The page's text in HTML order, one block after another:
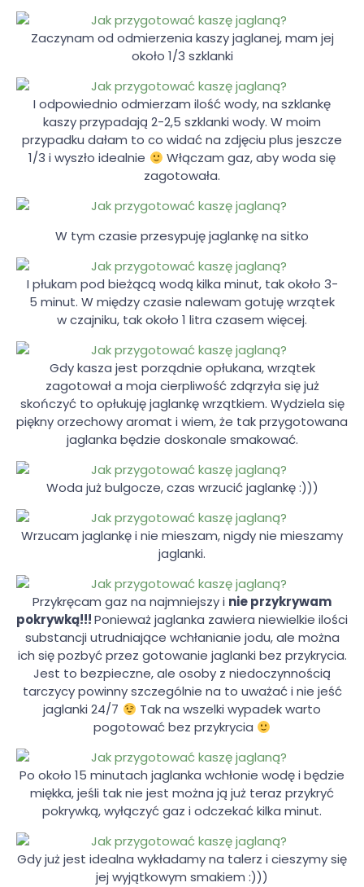
Zaczynam od odmierzenia kaszy jaglanej, mam jej
około 1/3 szklanki
I odpowiednio odmierzam ilość wody, na szklankę
kaszy przypadają 2-2,5 szklanki wody. W moim
przypadku dałam to co widać na zdjęciu plus jeszcze
1/3 i wyszło idealnie
Włączam gaz, aby woda się
zagotowała.
W tym czasie przesypuję jaglankę na sitko
I płukam pod bieżącą wodą kilka minut, tak około 3-
5 minut. W między czasie nalewam gotuję wrzątek
w czajniku, tak około 1 litra czasem więcej.
Gdy kasza jest porządnie opłukana, wrzątek
zagotował a moja cierpliwość zdąrzyła się już
skończyć to opłukuję jaglankę wrzątkiem. Wydziela się
piękny orzechowy aromat i wiem, że tak przygotowana
jaglanka będzie doskonale smakować.
Woda już bulgocze, czas wrzucić jaglankę :)))
Wrzucam jaglankę i nie mieszam, nigdy nie mieszamy
jaglanki.
Przykręcam gaz na najmniejszy i nie przykrywam
pokrywką!!!Ponieważ jaglanka zawiera niewielkie ilości
substancji utrudniające wchłanianie jodu, ale można
ich się pozbyć przez gotowanie jaglanki bez przykrycia.
Jest to bezpieczne, ale osoby z niedoczynnością
tarczycy powinny szczególnie na to uważać i nie jeść
jaglanki 24/7
Tak na wszelki wypadek warto
pogotować bez przykrycia
Po około 15 minutach jaglanka wchłonie wodę i będzie
miękka, jeśli tak nie jest można ją już teraz przykryć
pokrywką, wyłączyć gaz i odczekać kilka minut.
Gdy już jest idealna wykładamy na talerz i cieszymy się
jej wyjątkowym smakiem :)))